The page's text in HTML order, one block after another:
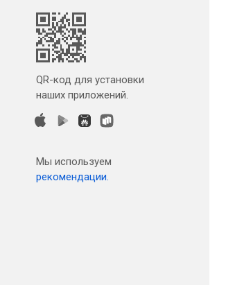
QR-код для установки
наших приложений.
Мы используем
рекомендации.